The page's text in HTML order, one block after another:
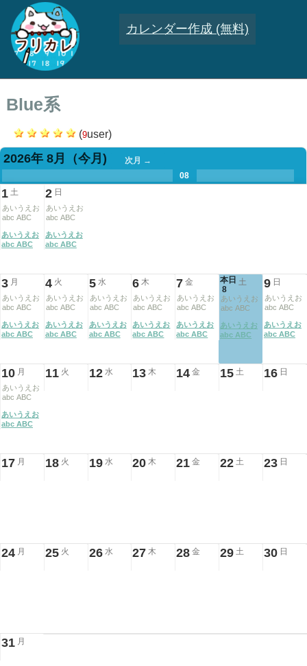
カレンダー作成 (無料)
Blue系
(9user)
2026年 8月 （今月)
次月 →
08
1 土
あいうえお
abc ABC
あいうえお
abc ABC
2 日
あいうえお
abc ABC
あいうえお
abc ABC
3 月
あいうえお
abc ABC
あいうえお
abc ABC
4 火
あいうえお
abc ABC
あいうえお
abc ABC
5 水
あいうえお
abc ABC
あいうえお
abc ABC
6 木
あいうえお
abc ABC
あいうえお
abc ABC
7 金
あいうえお
abc ABC
あいうえお
abc ABC
本日
8
土
あいうえお
abc ABC
あいうえお
abc ABC
9 日
あいうえお
abc ABC
あいうえお
abc ABC
10 月
あいうえお
abc ABC
あいうえお
abc ABC
11 火 12 水 13 木 14 金 15 土 16 日
17 月 18 火 19 水 20 木 21 金 22 土 23 日
24 月 25 火 26 水 27 木 28 金 29 土 30 日
31 月